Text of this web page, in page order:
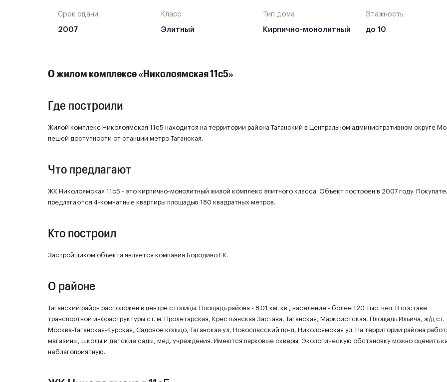
Срок сдачи
2007
Класс
Элитный
Тип дома
Кирпично-монолитный
Этажность
до 10
О жилом комплексе «Николоямская 11с5»
Где построили
Жилой комплекс Николоямская 11с5 находится на территории района Таганский в Центральном административном округе
пешей доступности от станции метро Таганская.
Что предлагают
ЖК Николоямская 11с5 - это кирпично-монолитный жилой комплекс элитного класса. Объект построен в 2007 году.
предлагаются 4-комнатные квартиры площадью 180 квадратных метров.
Кто построил
Застройщиком объекта является компания Бородино ГК.
О районе
Таганский район расположен в центре столицы. Площадь района - 8.01 км. кв., население - более 120 тыс. чел. В составе
транспортной инфраструктуры ст. м. Пролетарская, Крестьянская Застава, Таганская, Марксистская, Площадь Ильича, ж/д ст.
Москва-Таганская-Курская, Садовое кольцо, Таганская ул, Новоспасский пр-д, Николоямская ул. На территории района
магазины, школы и детские сады, мед. учреждения. Имеются парковые скверы. Экологическую обстановку можно оценить
неблагоприятную.